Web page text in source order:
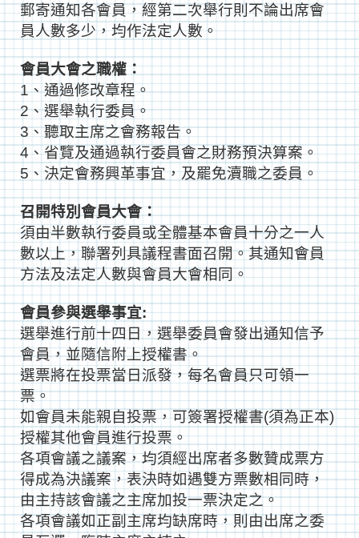
郵寄通知各會員，經第二次舉行則不論出席會
員人數多少，均作法定人數。
會員大會之職權：
1、通過修改章程。
2、選舉執行委員。
3、聽取主席之會務報告。
4、省覽及通過執行委員會之財務預決算案。
5、決定會務興革事宜，及罷免瀆職之委員。
召開特別會員大會：
須由半數執行委員或全體基本會員十分之一人
數以上，聯署列具議程書面召開。其通知會員
方法及法定人數與會員大會相同。
會員參與選舉事宜:
選舉進行前十四日，選舉委員會發出通知信予
會員，並隨信附上授權書。
選票將在投票當日派發，每名會員只可領一
票。
如會員未能親自投票，可簽署授權書(須為正本)
授權其他會員進行投票。
各項會議之議案，均須經出席者多數贊成票方
得成為決議案，表決時如遇雙方票數相同時，
由主持該會議之主席加投一票決定之。
各項會議如正副主席均缺席時，則由出席之委